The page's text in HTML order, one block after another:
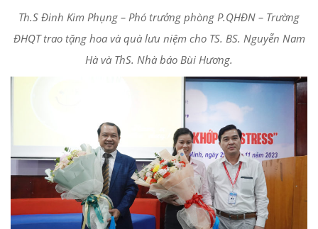
Th.S Đinh Kim Phụng – Phó trưởng phòng P.QHĐN – Trường
ĐHQT trao tặng hoa và quà lưu niệm cho TS. BS. Nguyễn Nam
Hà và ThS. Nhà báo Bùi Hương.